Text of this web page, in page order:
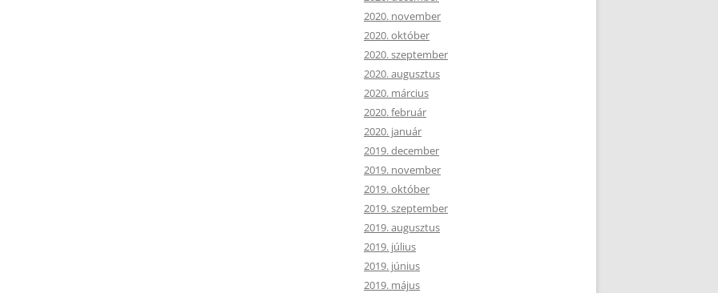
2020. november
2020. október
2020. szeptember
2020. augusztus
2020. március
2020. február
2020. január
2019. december
2019. november
2019. október
2019. szeptember
2019. augusztus
2019. július
2019. június
2019. május